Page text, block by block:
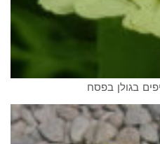
בגולן בפסח